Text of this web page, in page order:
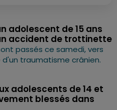
adolescent de 15 ans
accident de trottinette
passés ce samedi, vers
d'un traumatisme crânien.
adolescents de 14 et
blessés dans